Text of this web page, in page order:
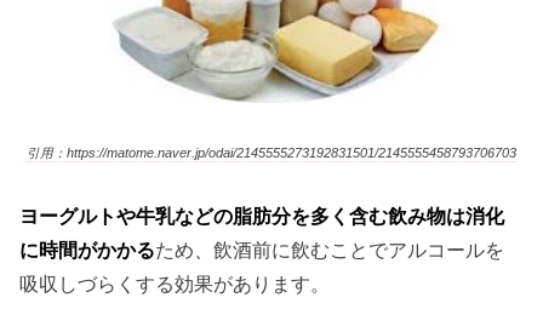
引用：https://matome.naver.jp/odai/2145555273192831501/2145555458793706703
ヨーグルトや牛乳などの脂肪分を多く含む飲み物は消化
に時間がかかるため、飲酒前に飲むことでアルコールを
吸収しづらくする効果があります。